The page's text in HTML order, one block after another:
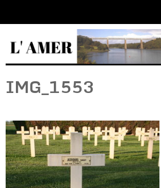
IMG_1553